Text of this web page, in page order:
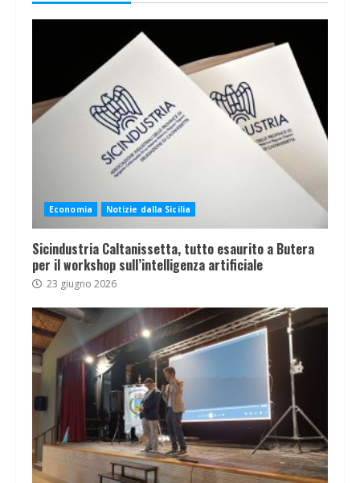
Economia Notizie dalla Sicilia
Sicindustria Caltanissetta, tutto esaurito a Butera
per il workshop sull’intelligenza artificiale
23 giugno 2026